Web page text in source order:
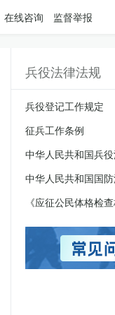
在线咨询 监督举报
兵役法律法规
兵役登记工作规定
征兵工作条例
中华人民共和国兵
中华人民共和国国
《应征公民体格检